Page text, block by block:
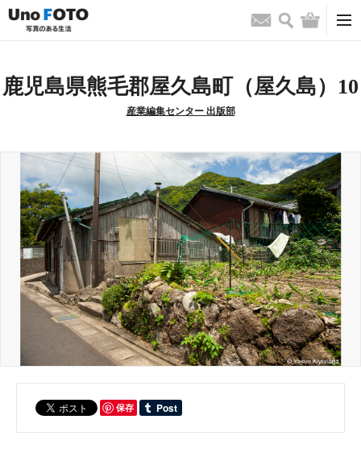
お問い合わせ
検索 バッグ
鹿児島県熊毛郡屋久島町（屋久島）10
産業編集センター 出版部
保存